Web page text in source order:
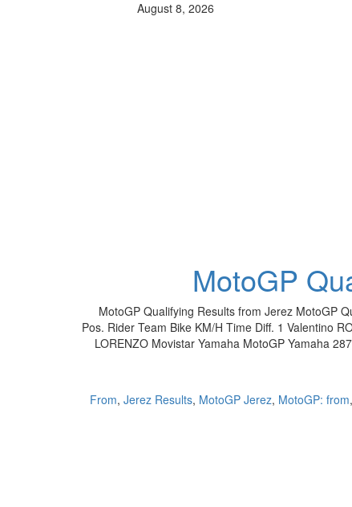
August 8, 2026
MotoGP
MotoGP Qualifying Results from Jerez MotoGP
Pos. Rider Team Bike KM/H Time Diff. 1 Valentino
LORENZO Movistar Yamaha MotoGP Yamaha
From, Jerez Results, MotoGP Jerez, MotoGP: from,